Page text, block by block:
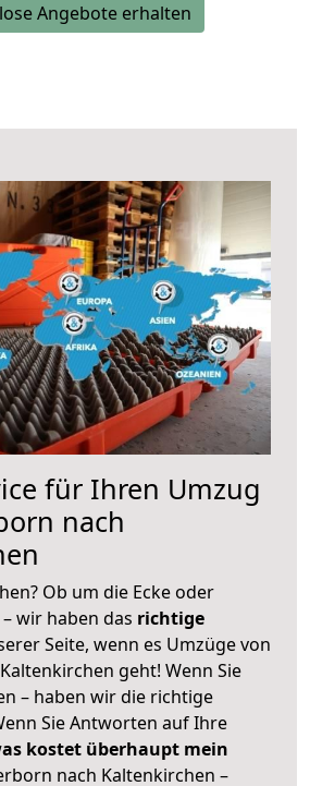
Angebote erhalten
für Ihren Umzug
nach
Ob um die Ecke oder
wir haben das richtige
Seite, wenn es Umzüge von
geht! Wenn Sie
– haben wir die richtige
Sie Antworten auf Ihre
kostet überhaupt mein
nach Kaltenkirchen –